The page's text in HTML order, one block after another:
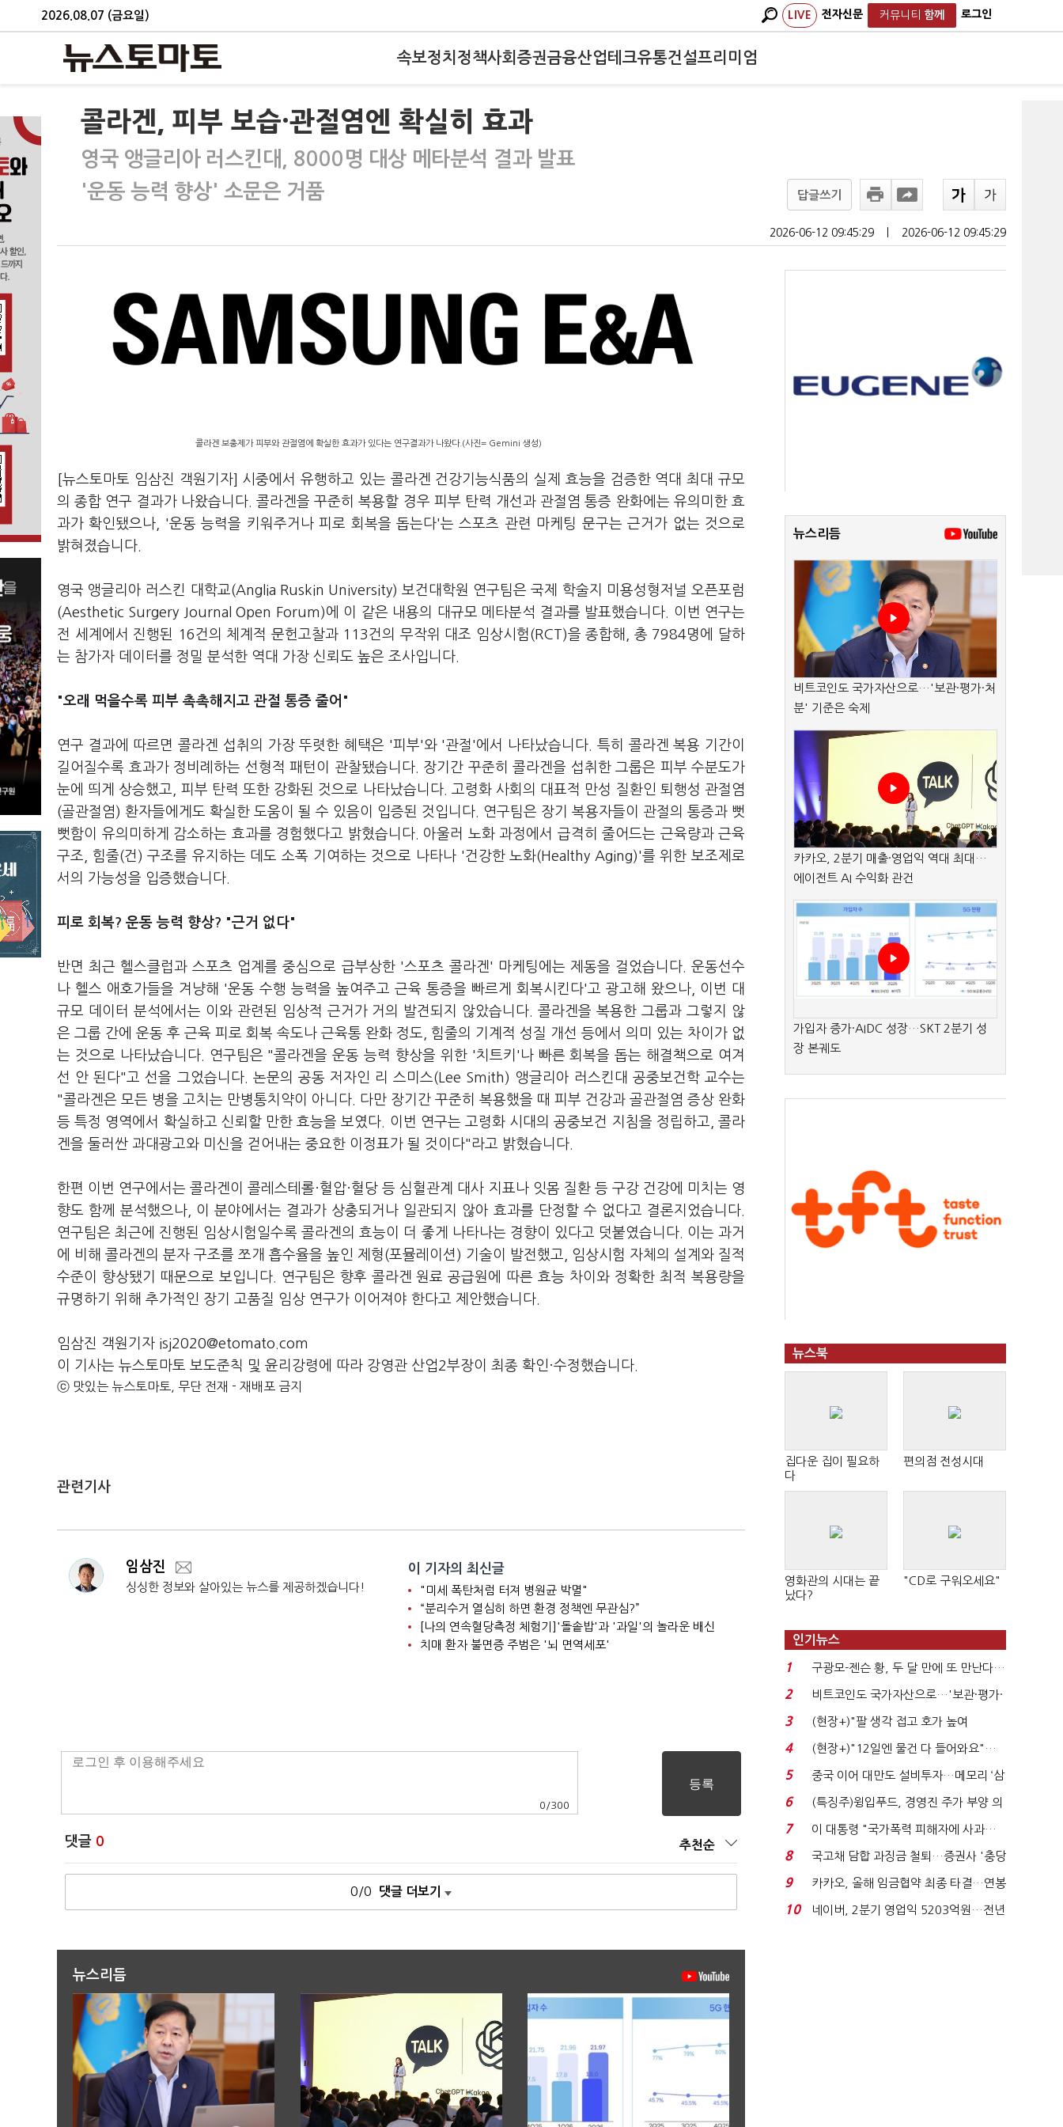
2026.08.07 (금요일) LIVE 전자신문 커뮤니티 함께 로그인
속보정치 정책사회 증권금융산업테크유통건설프리미엄
콜라겐, 피부 보습·관절염엔 확실히 효과
영국 앵글리아 러스킨대, 8000명 대상 메타분석 결과 발표
'운동 능력 향상' 소문은 거품
답글쓰기
2026-06-12 09:45:29 2026-06-12 09:45:29
콜라겐 보충제가 피부와 관절염에 확실한 효과가 있다는 연구결과가 나왔다.(사진= Gemini 생성)
[뉴스토마토 임삼진 객원기자] 시중에서 유행하고 있는 콜라겐 건강기능식품의 실제 효능을 검증한 역대 최대 규모
의 종합 연구 결과가 나왔습니다. 콜라겐을 꾸준히 복용할 경우 피부 탄력 개선과 관절염 통증 완화에는 유의미한 효
과가 확인됐으나, '운동 능력을 키워주거나 피로 회복을 돕는다'는 스포츠 관련 마케팅 문구는 근거가 없는 것으로
밝혀졌습니다.
영국 앵글리아 러스킨 대학교(Anglia Ruskin University) 보건대학원 연구팀은 국제 학술지 미용성형저널 오픈포럼
(Aesthetic Surgery Journal Open Forum)에 이 같은 내용의 대규모 메타분석 결과를 발표했습니다. 이번 연구는
전 세계에서 진행된 16건의 체계적 문헌고찰과 113건의 무작위 대조 임상시험(RCT)을 종합해, 총 7984명에 달하
는 참가자 데이터를 정밀 분석한 역대 가장 신뢰도 높은 조사입니다.
"오래 먹을수록 피부 촉촉해지고 관절 통증 줄어"
연구 결과에 따르면 콜라겐 섭취의 가장 뚜렷한 혜택은 '피부'와 '관절'에서 나타났습니다. 특히 콜라겐 복용 기간이
길어질수록 효과가 정비례하는 선형적 패턴이 관찰됐습니다. 장기간 꾸준히 콜라겐을 섭취한 그룹은 피부 수분도가
눈에 띄게 상승했고, 피부 탄력 또한 강화된 것으로 나타났습니다. 고령화 사회의 대표적 만성 질환인 퇴행성 관절염
(골관절염) 환자들에게도 확실한 도움이 될 수 있음이 입증된 것입니다. 연구팀은 장기 복용자들이 관절의 통증과 뻣
뻣함이 유의미하게 감소하는 효과를 경험했다고 밝혔습니다. 아울러 노화 과정에서 급격히 줄어드는 근육량과 근육
구조, 힘줄(건) 구조를 유지하는 데도 소폭 기여하는 것으로 나타나 '건강한 노화(Healthy Aging)'를 위한 보조제로
서의 가능성을 입증했습니다.
피로 회복? 운동 능력 향상? "근거 없다"
반면 최근 헬스클럽과 스포츠 업계를 중심으로 급부상한 '스포츠 콜라겐' 마케팅에는 제동을 걸었습니다. 운동선수
나 헬스 애호가들을 겨냥해 '운동 수행 능력을 높여주고 근육 통증을 빠르게 회복시킨다'고 광고해 왔으나, 이번 대
규모 데이터 분석에서는 이와 관련된 임상적 근거가 거의 발견되지 않았습니다. 콜라겐을 복용한 그룹과 그렇지 않
은 그룹 간에 운동 후 근육 피로 회복 속도나 근육통 완화 정도, 힘줄의 기계적 성질 개선 등에서 의미 있는 차이가 없
는 것으로 나타났습니다. 연구팀은 "콜라겐을 운동 능력 향상을 위한 '치트키'나 빠른 회복을 돕는 해결책으로 여겨
선 안 된다"고 선을 그었습니다. 논문의 공동 저자인 리 스미스(Lee Smith) 앵글리아 러스킨대 공중보건학 교수는
"콜라겐은 모든 병을 고치는 만병통치약이 아니다. 다만 장기간 꾸준히 복용했을 때 피부 건강과 골관절염 증상 완화
등 특정 영역에서 확실하고 신뢰할 만한 효능을 보였다. 이번 연구는 고령화 시대의 공중보건 지침을 정립하고, 콜라
겐을 둘러싼 과대광고와 미신을 걷어내는 중요한 이정표가 될 것이다"라고 밝혔습니다.
한편 이번 연구에서는 콜라겐이 콜레스테롤·혈압·혈당 등 심혈관계 대사 지표나 잇몸 질환 등 구강 건강에 미치는 영
향도 함께 분석했으나, 이 분야에서는 결과가 상충되거나 일관되지 않아 효과를 단정할 수 없다고 결론지었습니다.
연구팀은 최근에 진행된 임상시험일수록 콜라겐의 효능이 더 좋게 나타나는 경향이 있다고 덧붙였습니다. 이는 과거
에 비해 콜라겐의 분자 구조를 쪼개 흡수율을 높인 제형(포뮬레이션) 기술이 발전했고, 임상시험 자체의 설계와 질적
수준이 향상됐기 때문으로 보입니다. 연구팀은 향후 콜라겐 원료 공급원에 따른 효능 차이와 정확한 최적 복용량을
규명하기 위해 추가적인 장기 고품질 임상 연구가 이어져야 한다고 제안했습니다.
임삼진 객원기자 isj2020@etomato.com
이 기사는 뉴스토마토 보도준칙 및 윤리강령에 따라 강영관 산업2부장이 최종 확인·수정했습니다.
ⓒ 맛있는 뉴스토마토, 무단 전재 - 재배포 금지
관련기사
임삼진
싱싱한 정보와 살아있는 뉴스를 제공하겠습니다!
이 기자의 최신글
"미세 폭탄처럼 터져 병원균 박멸"
“분리수거 열심히 하면 환경 정책엔 무관심?”
[나의 연속혈당측정 체험기]'돌솥밥'과 '과일'의 놀라운 배신
치매 환자 불면증 주범은 '뇌 면역세포'
0 /300
댓글 0 추천순
0/0 댓글 더보기
뉴스리듬
뉴스리듬
비트코인도 국가자산으로…'보관·평가·처
분' 기준은 숙제
카카오, 2분기 매출·영업익 역대 최대…
에이전트 AI 수익화 관건
가입자 증가·AIDC 성장…SKT 2분기 성
장 본궤도
뉴스북
집다운 집이 필요하
다
편의점 전성시대
영화관의 시대는 끝
났다?
"CD로 구워오세요"
인기뉴스
1
구광모-젠슨 황, 두 달 만에 또 만난다…
로봇·AI 등 논...
2
비트코인도 국가자산으로…'보관·평가·
처분' 기준은 ...
3
(현장+)"팔 생각 접고 호가 높여
요"…'덜 똘똘한 한 채' 20...
4
(현장+)"12일엔 물건 다 들어와요"…
빈 매대 채우며 문 연 ...
5
중국 이어 대만도 설비투자…메모리 ‘삼
국전쟁’
6
(특징주)윙입푸드, 경영진 주가 부양 의
지에 상한가...
7
이 대통령 "국가폭력 피해자에 사과…
적극적 조사로 진...
8
국고채 담합 과징금 철퇴…증권사 '충당
금 폭탄' 우려...
9
카카오, 올해 임금협약 최종 타결…연봉
6.3% 인상·격려...
10
네이버, 2분기 영업익 5203억원…전년